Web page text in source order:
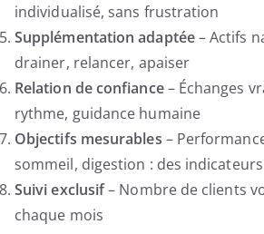
individualisé, sans frustration
Supplémentation adaptée– Actifs
drainer, relancer, apaiser
Relation de confiance– Échanges
rythme, guidance humaine
Objectifs mesurables –
sommeil, digestion : des
Suivi exclusif– Nombre de clients
chaque mois